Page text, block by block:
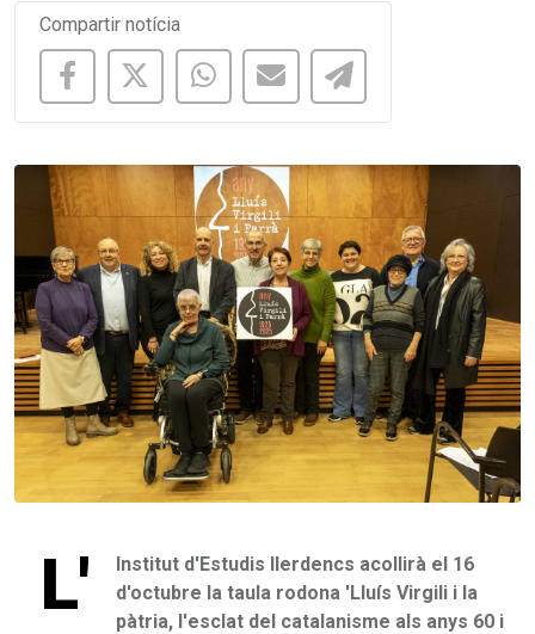
Compartir notícia
L'
Institut d'Estudis Ilerdencs acollirà el 16
d'octubre la taula rodona 'Lluís Virgili i la
pàtria, l'esclat del catalanisme als anys 60 i